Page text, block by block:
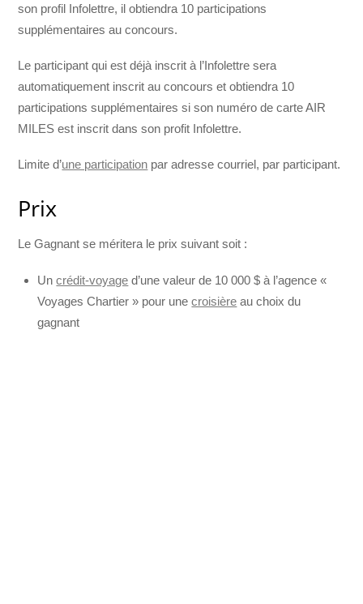
son profil Infolettre, il obtiendra 10 participations
supplémentaires au concours.
Le participant qui est déjà inscrit à l’Infolettre sera
automatiquement inscrit au concours et obtiendra 10
participations supplémentaires si son numéro de carte AIR
MILES est inscrit dans son profit Infolettre.
Limite d’une participation par adresse courriel, par participant.
Prix
Le Gagnant se méritera le prix suivant soit :
Uncrédit-voyage d’une valeur de 10 000 $ à l’agence «
Voyages Chartier » pour unecroisière au choix du
gagnant